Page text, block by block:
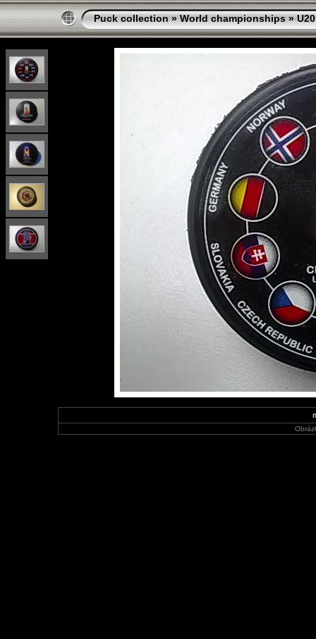
Puck collection » World championships » U20